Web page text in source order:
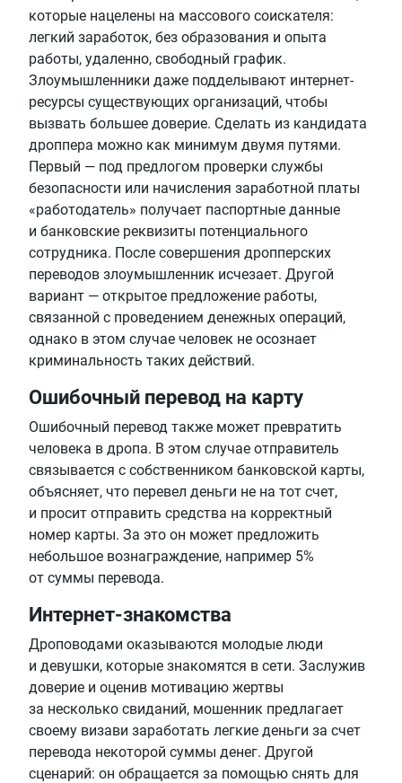
которые нацелены на массового соискателя:
легкий заработок, без образования и опыта
работы, удаленно, свободный график.
Злоумышленники даже подделывают интернет-
ресурсы существующих организаций, чтобы
вызвать большее доверие. Сделать из кандидата
дроппера можно как минимум двумя путями.
Первый — под предлогом проверки службы
безопасности или начисления заработной платы
«работодатель» получает паспортные данные
и банковские реквизиты потенциального
сотрудника. После совершения дропперских
переводов злоумышленник исчезает. Другой
вариант — открытое предложение работы,
связанной с проведением денежных операций,
однако в этом случае человек не осознает
криминальность таких действий.
Ошибочный перевод на карту
Ошибочный перевод также может превратить
человека в дропа. В этом случае отправитель
связывается с собственником банковской карты,
объясняет, что перевел деньги не на тот счет,
и просит отправить средства на корректный
номер карты. За это он может предложить
небольшое вознаграждение, например 5%
от суммы перевода.
Интернет-знакомства
Дроповодами оказываются молодые люди
и девушки, которые знакомятся в сети. Заслужив
доверие и оценив мотивацию жертвы
за несколько свиданий, мошенник предлагает
своему визави заработать легкие деньги за счет
перевода некоторой суммы денег. Другой
сценарий: он обращается за помощью снять для